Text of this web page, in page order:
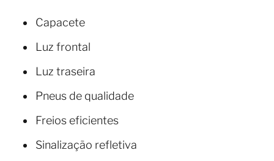
Capacete
Luz frontal
Luz traseira
Pneus de qualidade
Freios eficientes
Sinalização refletiva